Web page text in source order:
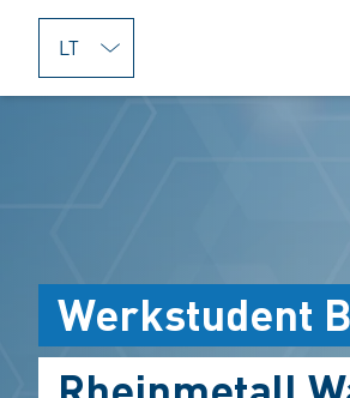
jumpToMain
Werkstudent